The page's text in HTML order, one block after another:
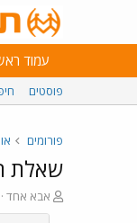
עמוד
פוסטים
פורומים
שאלת
פ
ו
אבא אחד